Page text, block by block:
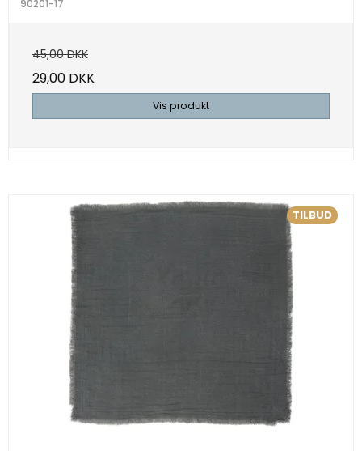
90201-17
45,00 DKK
29,00 DKK
Vis produkt
TILBUD